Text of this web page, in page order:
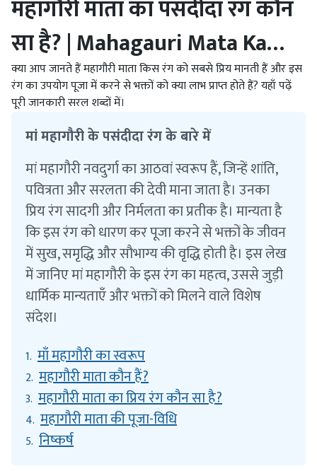
महागौरी माता का पसंदीदा रंग कौन
सा है? | Mahagauri Mata Ka
Pasandida Rang Kaun Sa Hai?
क्या आप जानते हैं महागौरी माता किस रंग को सबसे प्रिय मानती हैं और इस
रंग का उपयोग पूजा में करने से भक्तों को क्या लाभ प्राप्त होते हैं? यहाँ पढ़ें
पूरी जानकारी सरल शब्दों में।
मां महागौरी के पसंदीदा रंग के बारे में
मां महागौरी नवदुर्गा का आठवां स्वरूप हैं, जिन्हें शांति,
पवित्रता और सरलता की देवी माना जाता है। उनका
प्रिय रंग सादगी और निर्मलता का प्रतीक है। मान्यता है
कि इस रंग को धारण कर पूजा करने से भक्तों के जीवन
में सुख, समृद्धि और सौभाग्य की वृद्धि होती है। इस लेख
में जानिए मां महागौरी के इस रंग का महत्व, उससे जुड़ी
धार्मिक मान्यताएँ और भक्तों को मिलने वाले विशेष
संदेश।
1. माँ महागौरी का स्वरूप
2. महागौरी माता कौन हैं?
3. महागौरी माता का प्रिय रंग कौन सा है?
4. महागौरी माता की पूजा-विधि
5. निष्कर्ष